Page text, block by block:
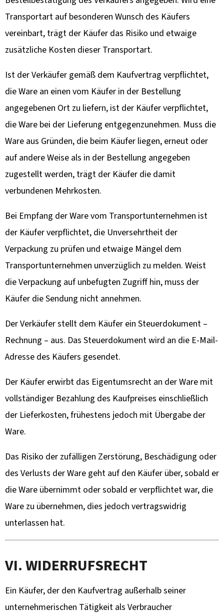
Transportart auf besonderen Wunsch des Käufers
vereinbart, trägt der Käufer das Risiko und etwaige
zusätzliche Kosten dieser Transportart.
Ist der Verkäufer gemäß dem Kaufvertrag verpflichtet,
die Ware an einen vom Käufer in der Bestellung
angegebenen Ort zu liefern, ist der Käufer verpflichtet,
die Ware bei der Lieferung entgegenzunehmen. Muss die
Ware aus Gründen, die beim Käufer liegen, erneut oder
auf andere Weise als in der Bestellung angegeben
zugestellt werden, trägt der Käufer die damit
verbundenen Mehrkosten.
Bei Empfang der Ware vom Transportunternehmen ist
der Käufer verpflichtet, die Unversehrtheit der
Verpackung zu prüfen und etwaige Mängel dem
Transportunternehmen unverzüglich zu melden. Weist
die Verpackung auf unbefugten Zugriff hin, muss der
Käufer die Sendung nicht annehmen.
Der Verkäufer stellt dem Käufer ein Steuerdokument –
Rechnung – aus. Das Steuerdokument wird an die E-Mail-
Adresse des Käufers gesendet.
Der Käufer erwirbt das Eigentumsrecht an der Ware mit
vollständiger Bezahlung des Kaufpreises einschließlich
der Lieferkosten, frühestens jedoch mit Übergabe der
Ware.
Das Risiko der zufälligen Zerstörung, Beschädigung oder
des Verlusts der Ware geht auf den Käufer über, sobald er
die Ware übernimmt oder sobald er verpflichtet war, die
Ware zu übernehmen, dies jedoch vertragswidrig
unterlassen hat.
VI. WIDERRUFSRECHT
Ein Käufer, der den Kaufvertrag außerhalb seiner
unternehmerischen Tätigkeit als Verbraucher